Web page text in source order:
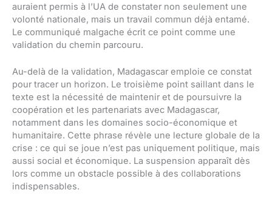
auraient permis à l’UA de constater non seulement une
volonté nationale, mais un travail commun déjà entamé.
Le communiqué malgache écrit ce point comme une
validation du chemin parcouru.
Au-delà de la validation, Madagascar emploie ce constat
pour tracer un horizon. Le troisième point saillant dans le
texte est la nécessité de maintenir et de poursuivre la
coopération et les partenariats avec Madagascar,
notamment dans les domaines socio-économique et
humanitaire. Cette phrase révèle une lecture globale de la
crise : ce qui se joue n’est pas uniquement politique, mais
aussi social et économique. La suspension apparaît dès
lors comme un obstacle possible à des collaborations
indispensables.